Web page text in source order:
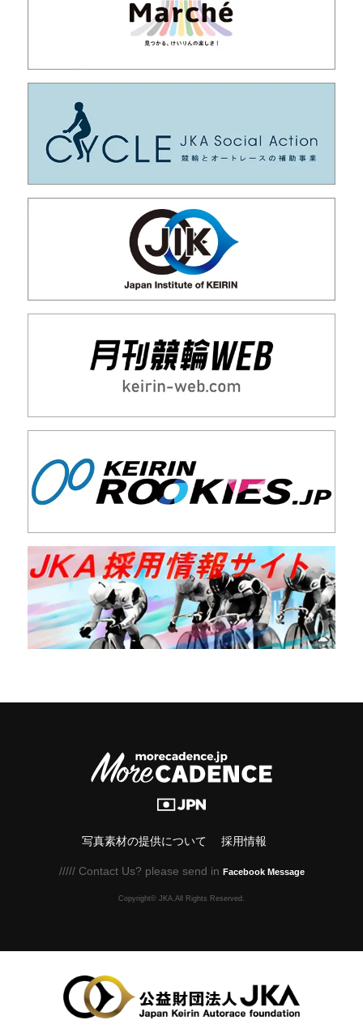
写真素材の提供について 採用情報
///// Contact Us? please send in Facebook Message
Copyright© JKA.All Rights Reserved.